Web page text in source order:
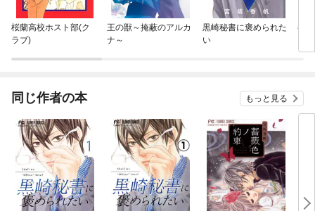
桜蘭高校ホスト部(ク
ラブ)
王の獣～掩蔽のアルカ
ナ～
黒崎秘書に褒められた
い
黎
同じ作者の本 もっと見る